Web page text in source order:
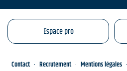
Espace pro
Contact Recrutement Mentions légales